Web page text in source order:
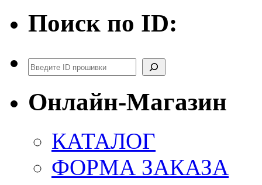
Поиск по ID:
Поиск
Онлайн-Магазин
КАТАЛОГ
ФОРМА ЗАКАЗА